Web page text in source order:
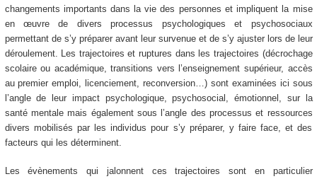
changements importants dans la vie des personnes et impliquent la mise
en œuvre de divers processus psychologiques et psychosociaux
permettant de s’y préparer avant leur survenue et de s’y ajuster lors de leur
déroulement. Les trajectoires et ruptures dans les trajectoires (décrochage
scolaire ou académique, transitions vers l’enseignement supérieur, accès
au premier emploi, licenciement, reconversion…) sont examinées ici sous
l’angle de leur impact psychologique, psychosocial, émotionnel, sur la
santé mentale mais également sous l’angle des processus et ressources
divers mobilisés par les individus pour s’y préparer, y faire face, et des
facteurs qui les déterminent.
Les évènements qui jalonnent ces trajectoires sont en particulier